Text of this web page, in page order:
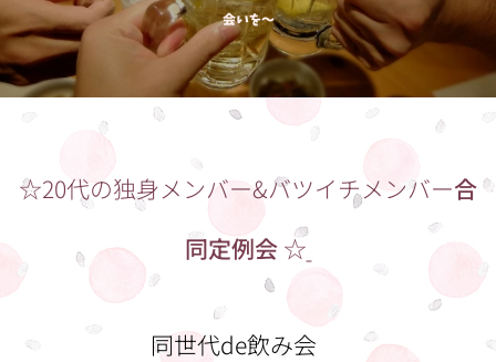
会いを～
☆20代の独身メンバー&バツイチメンバー合
同定例会☆
同世代de飲み会🍻